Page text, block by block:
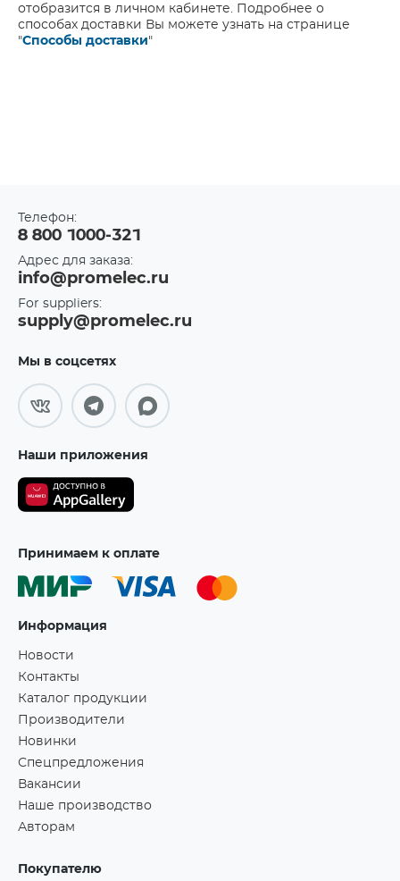
отобразится в личном кабинете. Подробнее о
способах доставки Вы можете узнать на странице
"Способы доставки"
Телефон:
8 800 1000-321
Адрес для заказа:
info@promelec.ru
For suppliers:
supply@promelec.ru
Мы в соцсетях
Наши приложения
Принимаем к оплате
Информация
Новости
Контакты
Каталог продукции
Производители
Новинки
Спецпредложения
Вакансии
Наше производство
Авторам
Покупателю